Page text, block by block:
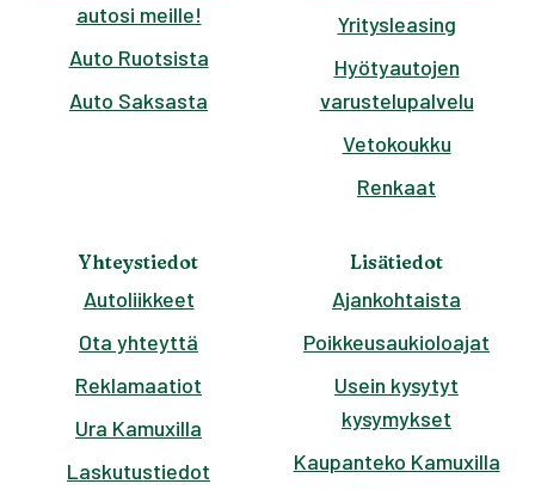
autosi meille!
Auto Ruotsista
Auto Saksasta
Yritysleasing
Hyötyautojen
varustelupalvelu
Vetokoukku
Renkaat
Yhteystiedot
Autoliikkeet
Ota yhteyttä
Reklamaatiot
Ura Kamuxilla
Laskutustiedot
Lisätiedot
Ajankohtaista
Poikkeusaukioloajat
Usein kysytyt
kysymykset
Kaupanteko Kamuxilla